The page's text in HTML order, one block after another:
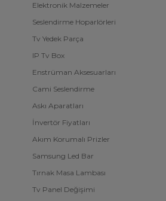
Elektronik Malzemeler
Seslendirme Hoparlörleri
Tv Yedek Parça
IP Tv Box
Enstrüman Aksesuarları
Cami Seslendirme
Askı Aparatları
İnvertör Fiyatları
Akım Korumalı Prizler
Samsung Led Bar
Tırnak Masa Lambası
Tv Panel Değişimi